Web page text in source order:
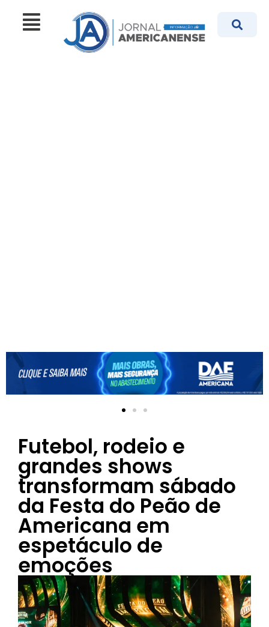
Futebol, rodeio e
grandes shows
transformam sábado
da Festa do Peão de
Americana em
espetáculo de
emoções